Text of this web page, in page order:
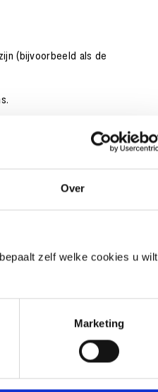
Over
zelf welke cookies u wilt
Marketing
(bijvoorbeeld als de
te vullen. Maar we kunnen
voor het gebruik van
controle op wat zij
Google gesloten. Daarin
voor andere Google